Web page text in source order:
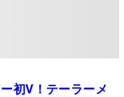
初V！テーラーメ